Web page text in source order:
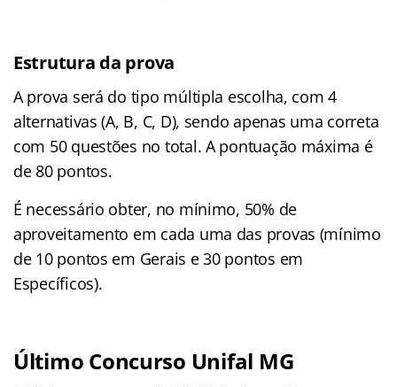
Estrutura da prova
A prova será do tipo múltipla escolha, com 4
alternativas (A, B, C, D), sendo apenas uma correta
com 50 questões no total. A pontuação máxima é
de 80 pontos.
É necessário obter, no mínimo, 50% de
aproveitamento em cada uma das provas (mínimo
de 10 pontos em Gerais e 30 pontos em
Específicos).
Último Concurso Unifal MG